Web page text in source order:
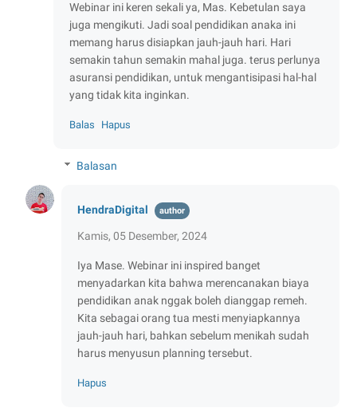
Webinar ini keren sekali ya, Mas. Kebetulan saya
juga mengikuti. Jadi soal pendidikan anaka ini
memang harus disiapkan jauh-jauh hari. Hari
semakin tahun semakin mahal juga. terus perlunya
asuransi pendidikan, untuk mengantisipasi hal-hal
yang tidak kita inginkan.
Balas Hapus
Balasan
HendraDigital
Kamis, 05 Desember, 2024
Iya Mase. Webinar ini inspired banget
menyadarkan kita bahwa merencanakan biaya
pendidikan anak nggak boleh dianggap remeh.
Kita sebagai orang tua mesti menyiapkannya
jauh-jauh hari, bahkan sebelum menikah sudah
harus menyusun planning tersebut.
Hapus